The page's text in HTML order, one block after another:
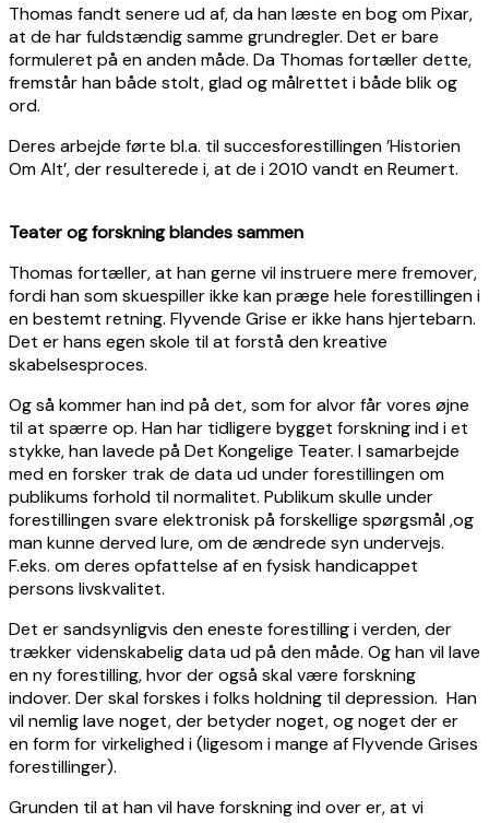
Thomas fandt senere ud af, da han læste en bog om Pixar,
at de har fuldstændig samme grundregler. Det er bare
formuleret på en anden måde. Da Thomas fortæller dette,
fremstår han både stolt, glad og målrettet i både blik og
ord.
Deres arbejde førte bl.a. til succesforestillingen ’Historien
Om Alt’, der resulterede i, at de i 2010 vandt en Reumert.
Teater og forskning blandes sammen
Thomas fortæller, at han gerne vil instruere mere fremover,
fordi han som skuespiller ikke kan præge hele forestillingen i
en bestemt retning. Flyvende Grise er ikke hans hjertebarn.
Det er hans egen skole til at forstå den kreative
skabelsesproces.
Og så kommer han ind på det, som for alvor får vores øjne
til at spærre op. Han har tidligere bygget forskning ind i et
stykke, han lavede på Det Kongelige Teater. I samarbejde
med en forsker trak de data ud under forestillingen om
publikums forhold til normalitet. Publikum skulle under
forestillingen svare elektronisk på forskellige spørgsmål ,og
man kunne derved lure, om de ændrede syn undervejs.
F.eks. om deres opfattelse af en fysisk handicappet
persons livskvalitet.
Det er sandsynligvis den eneste forestilling i verden, der
trækker videnskabelig data ud på den måde. Og han vil lave
en ny forestilling, hvor der også skal være forskning
indover. Der skal forskes i folks holdning til depression. Han
vil nemlig lave noget, der betyder noget, og noget der er
en form for virkelighed i (ligesom i mange af Flyvende Grises
forestillinger).
Grunden til at han vil have forskning ind over er, at vi